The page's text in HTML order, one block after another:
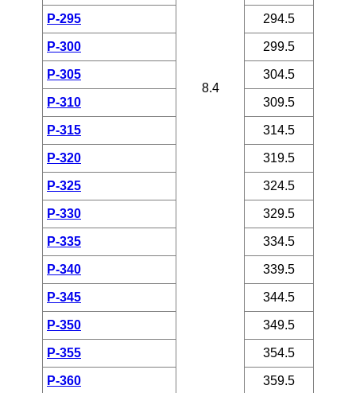
8.4
P-295 294.5
P-300 299.5
P-305 304.5
P-310 309.5
P-315 314.5
P-320 319.5
P-325 324.5
P-330 329.5
P-335 334.5
P-340 339.5
P-345 344.5
P-350 349.5
P-355 354.5
P-360 359.5